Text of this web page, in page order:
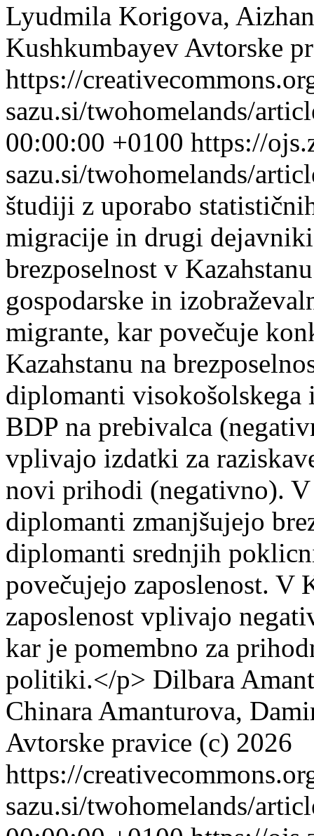
Lyudmila Korigova,
Kushkumbayev Avtorske
https://
sazu.si/twohomelands/
00:00:00 +0100 https://
sazu.si/twohomelands/
študiji z uporabo
migracije in drugi
brezposelnost v
gospodarske in
migrante, kar povečuje
Kazahstanu na
diplomanti
BDP na prebivalca
vplivajo izdatki za
novi prihodi (negativno).
diplomanti zmanjšujejo
diplomanti srednjih
povečujejo zaposlenost. V
zaposlenost vplivajo
kar je pomembno za
politiki.</p> Dilbara
Chinara Amanturova,
Avtorske pravice (c) 2026
https://
sazu.si/twohomelands/